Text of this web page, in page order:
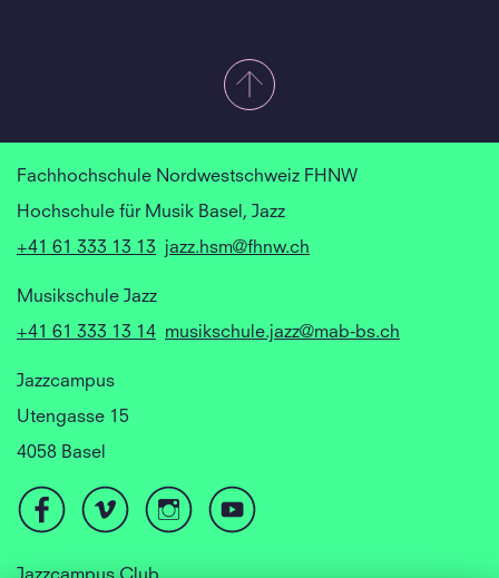
Fachhochschule Nordwestschweiz FHNW
Hochschule für Musik Basel, Jazz
+41 61 333 13 13
jazz.hsm@fhnw.ch
Musikschule Jazz
+41 61 333 13 14 musikschule.jazz@mab-bs.ch
Jazzcampus
Utengasse 15
4058 Basel